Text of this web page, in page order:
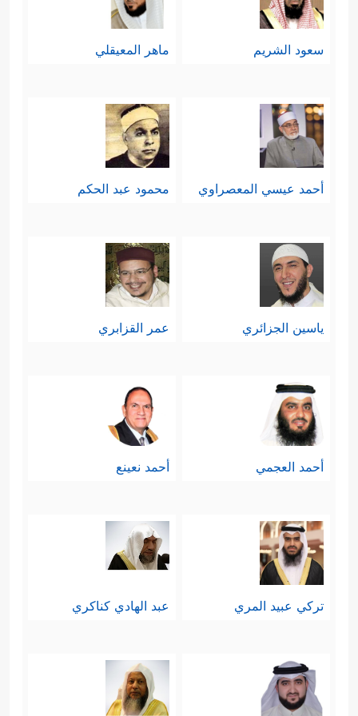
وَمَا كُنتَ لَدَیۡهِمۡ إِذۡ یَخۡتَصِمُونَ﴾.
الصالح المصلح
﴿إِذۡ قَالَتِ ٱلۡمَلَــٰۤىِٕكَةُ یَـٰمَرۡیَمُ إِنَّ
ٱللَّهَ یُبَشِّرُكِ بِكَلِمَةࣲ مِّنۡهُ ٱسۡمُهُ ٱلۡمَسِیحُ عِیسَى ٱبۡنُ
مَرۡیَمَ﴾ وهذه إشارة بأهمية البيئة في
التنشئة والتربية، ودور الأسرة ثم
المجتمع في تكوين المخرجات الصالحة،
مع التنبيه على أن النبوَّة اصطفاء ربَّاني
خالص، ولكن هذا الاصطفاء يأتي متناغمًا
السليم، فكلُّ نبيٍّ إنما كان من أوسط
قومه وخيارهم.
﴿وَیُعَلِّمُهُ ٱلۡكِتَـٰبَ
وَٱلۡحِكۡمَةَ وَٱلتَّوۡرَىٰةَ وَٱلۡإِنجِیلَ﴾وعبثًا تحاول
الجماعات الإصلاحيَّة أن تستند في اختيار
اشتراط المؤهلات المعرفيَّة والعلميَّة في
المرشَّح، فالقيادة علم، والشورى
سعود الشريم ماهر المعيقلي
أحمد عيسي المعصراوي محمود عبد الحكم
ياسين الجزائري عمر القزابري
أحمد العجمي أحمد نعينع
تركي عبيد المري عبد الهادي كناكري